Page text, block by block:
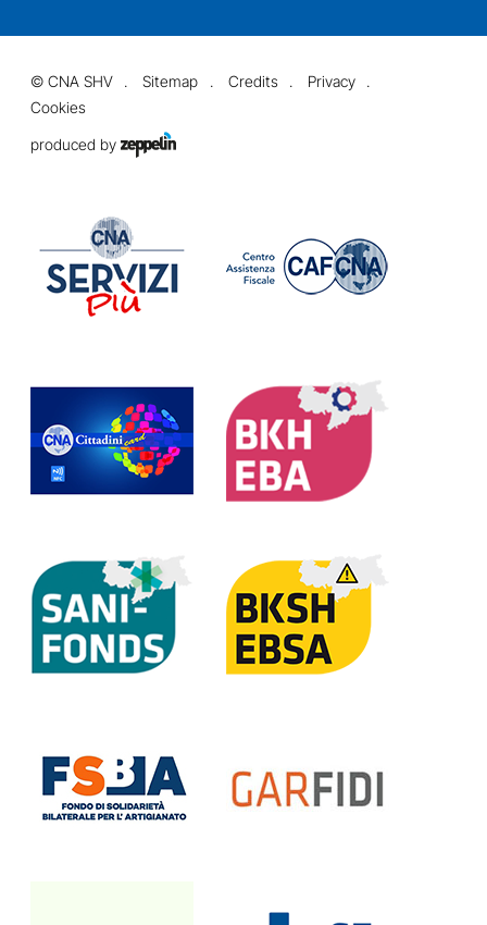
©CNA SHV Sitemap Credits
Privacy
Cookies
produced by